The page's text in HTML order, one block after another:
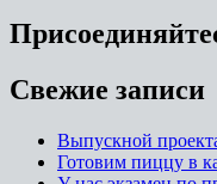
Свежие записи
Выпускной
Готовим пиццу в